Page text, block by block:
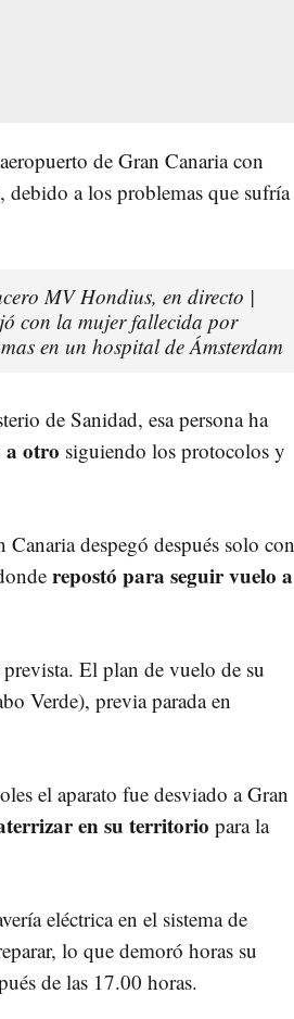
de Gran Canaria con
debido a los problemas que sufría
MV Hondius, en directo |
con la mujer fallecida por
en un hospital de Ámsterdam
de Sanidad, esa persona ha
a otro siguiendo los protocolos y
despegó después solo con
repostó para seguir vuelo a
prevista. El plan de vuelo de su
Verde), previa parada en
el aparato fue desviado a Gran
en su territorio para la
eléctrica en el sistema de
lo que demoró horas su
de las 17.00 horas.